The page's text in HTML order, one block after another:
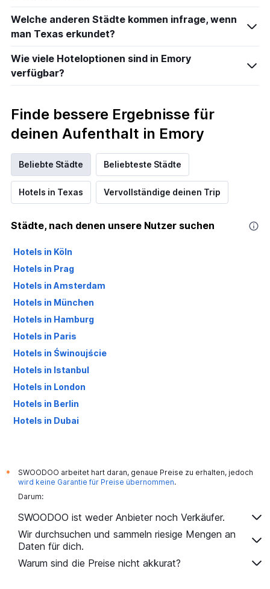
Welche anderen Städte kommen infrage, wenn
man Texas erkundet?
Wie viele Hoteloptionen sind in Emory
verfügbar?
Finde bessere Ergebnisse für
deinen Aufenthalt in Emory
Beliebte Städte Beliebteste Städte
Hotels in Texas Vervollständige deinen Trip
Städte, nach denen unsere Nutzer suchen
Hotels in Köln
Hotels in Prag
Hotels in Amsterdam
Hotels in München
Hotels in Hamburg
Hotels in Paris
Hotels in Świnoujście
Hotels in Istanbul
Hotels in London
Hotels in Berlin
Hotels in Dubai
*
SWOODOO arbeitet hart daran, genaue Preise zu erhalten, jedoch
wird keine Garantie für Preise übernommen.
Darum:
SWOODOO ist weder Anbieter noch Verkäufer.
Wir durchsuchen und sammeln riesige Mengen an
Daten für dich.
Warum sind die Preise nicht akkurat?